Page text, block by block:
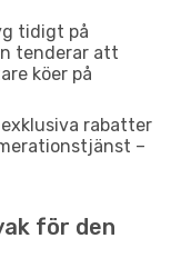
tidigt på
tenderar att
köer på
exklusiva rabatter
–
för den